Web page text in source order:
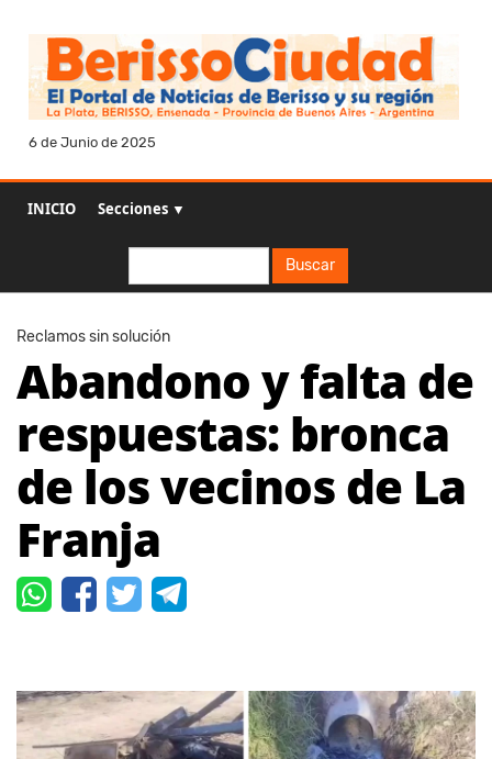
6 de Junio de 2025
INICIO Secciones ▼
Buscar
Reclamos sin solución
Abandono y falta de
respuestas: bronca
de los vecinos de La
Franja